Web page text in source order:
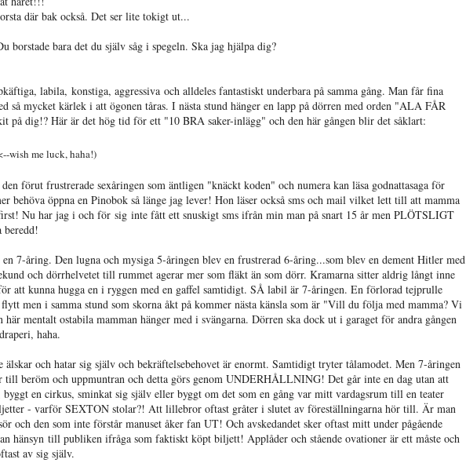
där bak också. Det ser lite tokigt ut...
borstade bara det du själv såg i spegeln. Ska jag hjälpa dig?
labila, konstiga, aggressiva och alldeles fantastiskt underbara på samma gång. Man får fina
så mycket kärlek i att ögonen tåras. I nästa stund hänger en lapp på dörren med orden "ALA FÅR
dig!? Här är det hög tid för ett "10 BRA saker-inlägg" och den här gången blir det såklart:
wish me luck, haha!)
förut frustrerade sexåringen som äntligen "knäckt koden" och numera kan läsa godnattasaga för
behöva öppna en Pinobok så länge jag lever! Hon läser också sms och mail vilket lett till att mamma
Nu har jag i och för sig inte fått ett snuskigt sms ifrån min man på snart 15 år men PLÖTSLIGT
7-åring. Den lugna och mysiga 5-åringen blev en frustrerad 6-åring...som blev en dement Hitler med
och dörrhelvetet till rummet agerar mer som fläkt än som dörr. Kramarna sitter aldrig långt inne
att kunna hugga en i ryggen med en gaffel samtidigt. SÅ labil är 7-åringen. En förlorad tejprulle
men i samma stund som skorna åkt på kommer nästa känsla som är "Vill du följa med mamma? Vi
mentalt ostabila mamman hänger med i svängarna. Dörren ska dock ut i garaget för andra gången
haha.
älskar och hatar sig själv och bekräftelsebehovet är enormt. Samtidigt tryter tålamodet. Men 7-åringen
beröm och uppmuntran och detta görs genom UNDERHÅLLNING! Det går inte en dag utan att
en cirkus, sminkat sig själv eller byggt om det som en gång var mitt vardagsrum till en teater
- varför SEXTON stolar?! Att lillebror oftast gråter i slutet av föreställningarna hör till. Är man
och den som inte förstår manuset åker fan UT! Och avskedandet sker oftast mitt under pågående
hänsyn till publiken ifråga som faktiskt köpt biljett! Applåder och stående ovationer är ett måste och
av sig själv.